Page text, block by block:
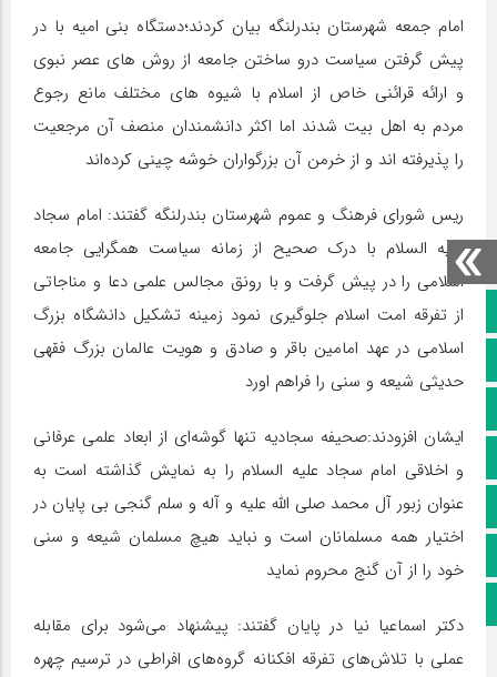
صفحه نخست
کانال سروش
اینستاگرام
پخش زنده
امام جمعه شهرستان بندرلنگه بیان کردند؛دستگاه بنی امیه با در
پیش گرفتن سیاست درو ساختن جامعه از روش های عصر نبوی
و ارائه قرائنی خاص از اسلام با شیوه های مختلف مانع رجوع
مردم به اهل بیت شدند اما اکثر دانشمندان منصف آن مرجعیت
را پذیرفته اند و از خرمن آن بزرگواران خوشه چینی کرده‌اند
ریس شورای فرهنگ و عموم شهرستان بندرلنگه گفتند: امام سجاد
علیه السلام با درک صحیح از زمانه سیاست همگرایی جامعه
اسلامی را در پیش گرفت و با رونق مجالس علمی دعا و مناجاتی
از تفرقه امت اسلام جلوگیری نمود زمینه تشکیل دانشگاه بزرگ
اسلامی در عهد امامین باقر و صادق و هویت عالمان بزرگ فقهی
حدیثی شیعه و سنی را فراهم اورد
ایشان افزودند:صحیفه سجادیه تنها گوشه‌ای از ابعاد علمی عرفانی
و اخلاقی امام سجاد علیه السلام را به نمایش گذاشته است به
عنوان زبور آل محمد صلی الله علیه و آله و سلم گنجی بی پایان در
اختیار همه مسلمانان است و نباید هیچ مسلمان شیعه و سنی
خود را از آن گنج محروم نماید
دکتر اسماعیا نیا در پایان گفتند: پیشنهاد می‌شود برای مقابله
عملی با تلاش‌های تفرقه افکنانه گروه‌های افراطی در ترسیم چهره